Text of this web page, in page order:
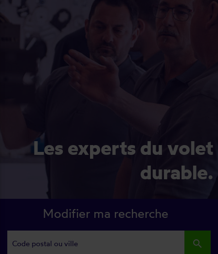
Les experts du volet
durable.
Modifier ma recherche
search